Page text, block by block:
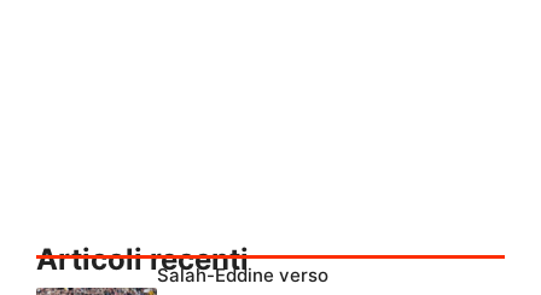
Articoli recenti
Salah-Eddine verso